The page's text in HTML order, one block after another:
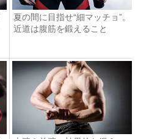
夏の間に目指せ“細マッチョ”。
近道は腹筋を鍛えること